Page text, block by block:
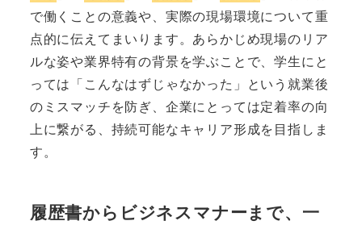
で働くことの意義や、実際の現場環境について重
点的に伝えてまいります。あらかじめ現場のリア
ルな姿や業界特有の背景を学ぶことで、学生にと
っては「こんなはずじゃなかった」という就業後
のミスマッチを防ぎ、企業にとっては定着率の向
上に繋がる、持続可能なキャリア形成を目指しま
す。
履歴書からビジネスマナーまで、一